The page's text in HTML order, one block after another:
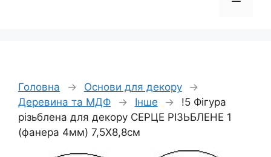
Головна → Основи для декору
→
Деревина та МДФ
→ Інше →
!5 Фігура
різьблена для декору СЕРЦЕ РІЗЬБЛЕНЕ 1
(фанера 4мм) 7,5Х8,8см